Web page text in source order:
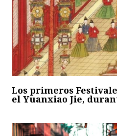
Los primeros
el Yuanxiao Jie,